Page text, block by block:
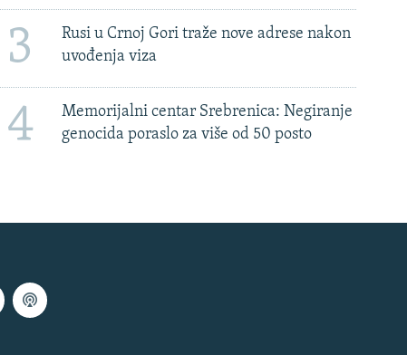
3
Rusi u Crnoj Gori traže nove adrese nakon
uvođenja viza
4
Memorijalni centar Srebrenica: Negiranje
genocida poraslo za više od 50 posto